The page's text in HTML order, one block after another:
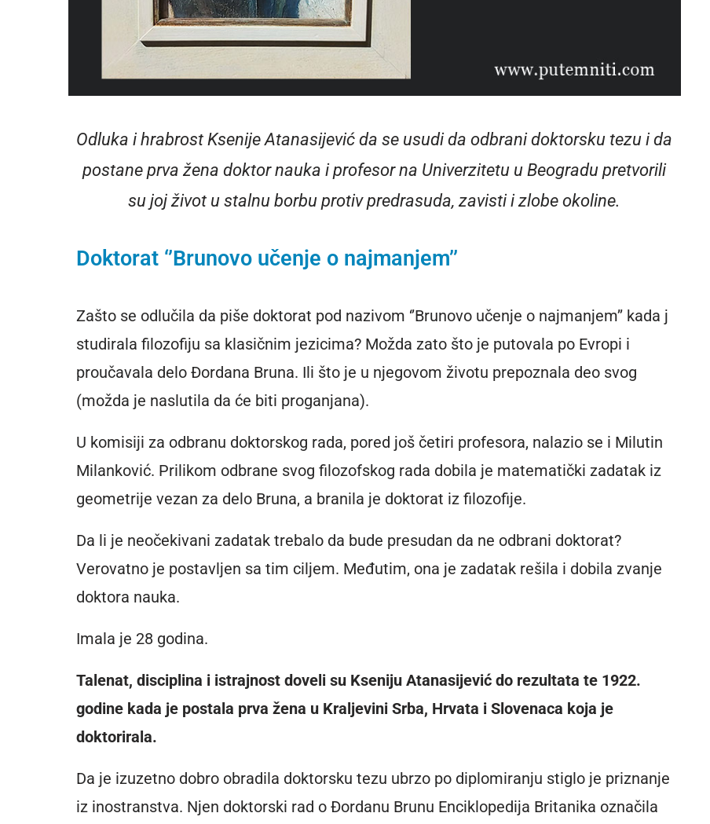
Odluka i hrabrost Ksenije Atanasijević da se usudi da odbrani doktorsku tezu i da
postane prva žena doktor nauka i profesor na Univerzitetu u Beogradu pretvorili
su joj život u stalnu borbu protiv predrasuda, zavisti i zlobe okoline.
Doktorat ‘’Brunovo učenje o najmanjem’’
Zašto se odlučila da piše doktorat pod nazivom ‘’Brunovo učenje o najmanjem’’ kada j
studirala filozofiju sa klasičnim jezicima? Možda zato što je putovala po Evropi i
proučavala delo Đordana Bruna. Ili što je u njegovom životu prepoznala deo svog
(možda je naslutila da će biti proganjana).
U komisiji za odbranu doktorskog rada, pored još četiri profesora, nalazio se i Milutin
Milanković. Prilikom odbrane svog filozofskog rada dobila je matematički zadatak iz
geometrije vezan za delo Bruna, a branila je doktorat iz filozofije.
Da li je neočekivani zadatak trebalo da bude presudan da ne odbrani doktorat?
Verovatno je postavljen sa tim ciljem. Međutim, ona je zadatak rešila i dobila zvanje
doktora nauka.
Imala je 28 godina.
Talenat, disciplina i istrajnost doveli su Kseniju Atanasijević do rezultata te 1922.
godine kada je postala prva žena u Kraljevini Srba, Hrvata i Slovenaca koja je
doktorirala.
Da je izuzetno dobro obradila doktorsku tezu ubrzo po diplomiranju stiglo je priznanje
iz inostranstva. Njen doktorski rad o Đordanu Brunu Enciklopedija Britanika označila